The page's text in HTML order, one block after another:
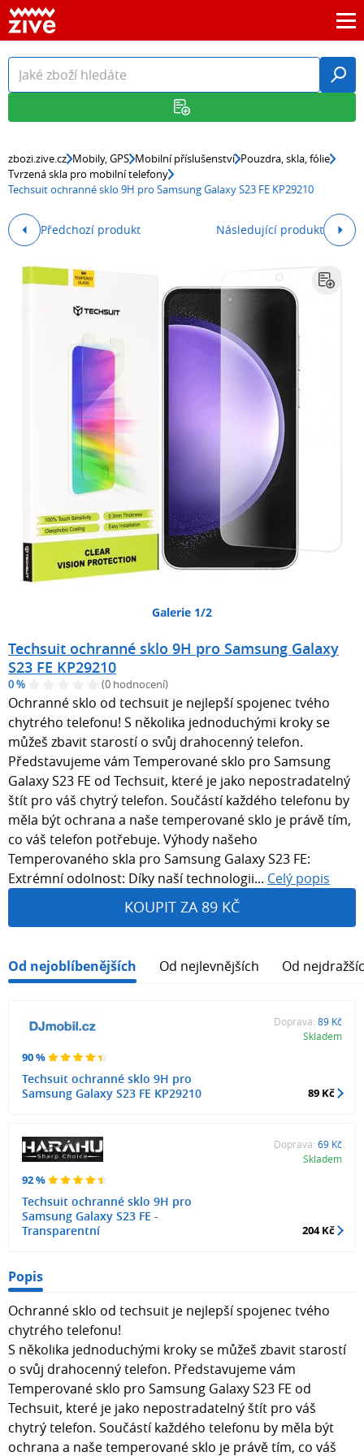
zbozi.zive.cz Mobily, GPS Mobilní příslušenství Pouzdra, skla, fólie
Tvrzená skla pro mobilní telefony
Techsuit ochranné sklo 9H pro Samsung Galaxy S23 FE KP29210
Předchozí produkt Následující produkt
Galerie 1/2
Techsuit ochranné sklo 9H pro Samsung Galaxy
S23 FE KP29210
0 % (0 hodnocení)
Ochranné sklo od techsuit je nejlepší spojenec tvého
chytrého telefonu! S několika jednoduchými kroky se
můžeš zbavit starostí o svůj drahocenný telefon.
Představujeme vám Temperované sklo pro Samsung
Galaxy S23 FE od Techsuit, které je jako nepostradatelný
štít pro váš chytrý telefon. Součástí každého telefonu by
měla být ochrana a naše temperované sklo je právě tím,
co váš telefon potřebuje. Výhody našeho
Temperovaného skla pro Samsung Galaxy S23 FE:
Extrémní odolnost: Díky naší technologii... Celý popis
KOUPIT ZA 89 KČ
Od nejoblíbenějších Od nejlevnějších Od
90 %
Techsuit ochranné sklo 9H pro
Samsung Galaxy S23 FE KP29210
Doprava: 89 Kč
Skladem
89 Kč
92 %
Techsuit ochranné sklo 9H pro
Samsung Galaxy S23 FE -
Transparentní
Doprava: 69 Kč
Skladem
204 Kč
Popis
Ochranné sklo od techsuit je nejlepší spojenec tvého
chytrého telefonu!
S několika jednoduchými kroky se můžeš zbavit starostí
o svůj drahocenný telefon. Představujeme vám
Temperované sklo pro Samsung Galaxy S23 FE od
Techsuit, které je jako nepostradatelný štít pro váš
chytrý telefon. Součástí každého telefonu by měla být
ochrana a naše temperované sklo je právě tím, co váš